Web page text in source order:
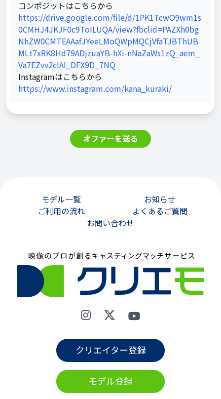
https://drive.google.com/file/d/1PK1TcwO9wm1s
0CMHJ4JKJF0c9ToILUQA/view?fbclid=PAZXh0bg
NhZW0CMTEAAafJYeeLMoQWpMQCjVfaTJBThUB
MLt7xRK8Hd79ADjzuaYB-hXi-nNaZaWs1zQ_aem_
Va7EZvv2cIAI_DFX9D_7NQ
https://www.instagram.com/kana_kuraki/
オファーを送る
モデル一覧
お知らせ
ご利用の流れ
よくあるご質問
お問い合わせ
クリエイター登録
モデル登録